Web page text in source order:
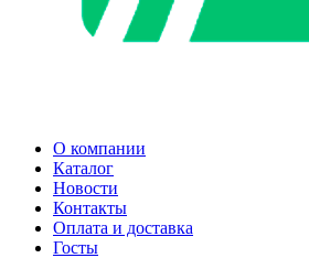
О компании
Каталог
Новости
Контакты
Оплата и доставка
Госты